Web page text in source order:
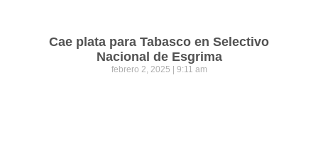
Cae plata para Tabasco en Selectivo
Nacional de Esgrima
febrero 2, 2025 9:11 am